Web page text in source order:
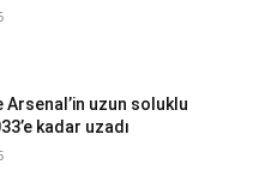
Arsenal’in uzun soluklu
kadar uzadı